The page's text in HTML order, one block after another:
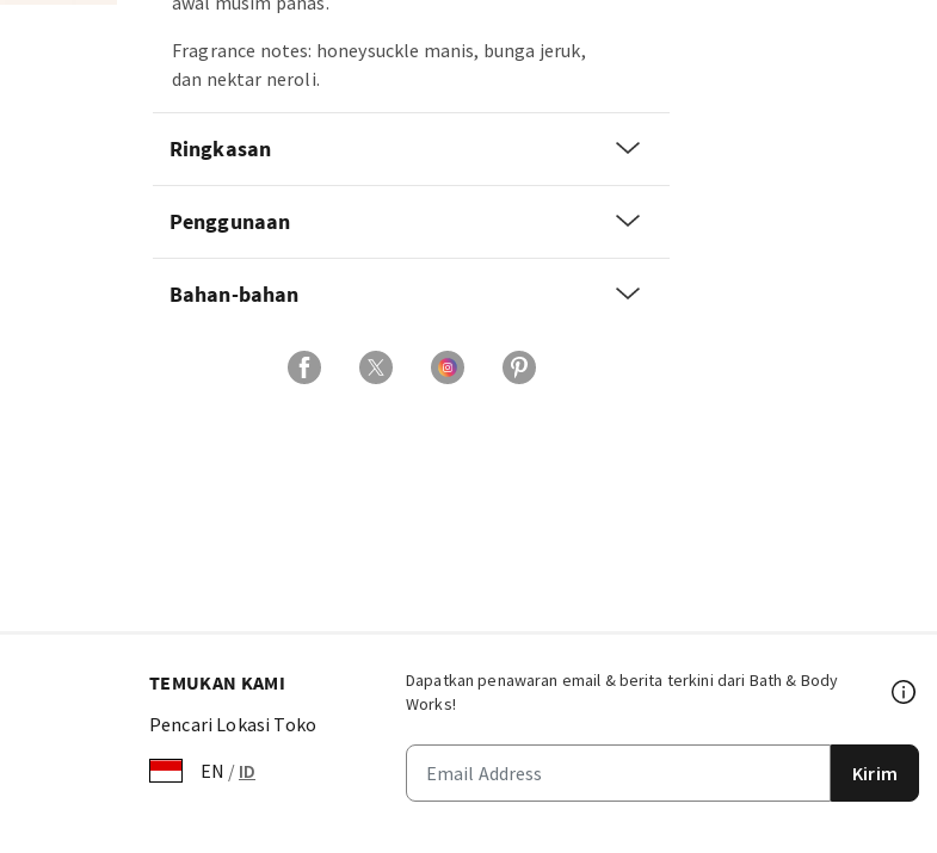
Fragrance notes: honeysuckle manis, bunga jeruk,
dan nektar neroli.
Ringkasan
Penggunaan
Bahan-bahan
Dapatkan penawaran email & berita terkini dari Bath & Body
Works!
Kirim
TEMUKAN KAMI
Pencari Lokasi Toko
EN / ID